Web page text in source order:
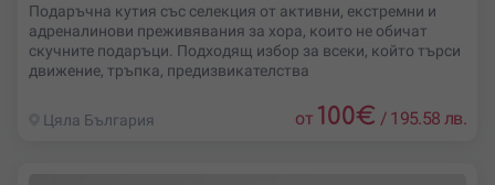
Подаръчна кутия със селекция от активни, екстремни и
адреналинови преживявания за хора, които не обичат
скучните подаръци. Подходящ избор за всеки, който търси
движение, тръпка, предизвикателства
Цяла България от 100€ / 195.58 лв.